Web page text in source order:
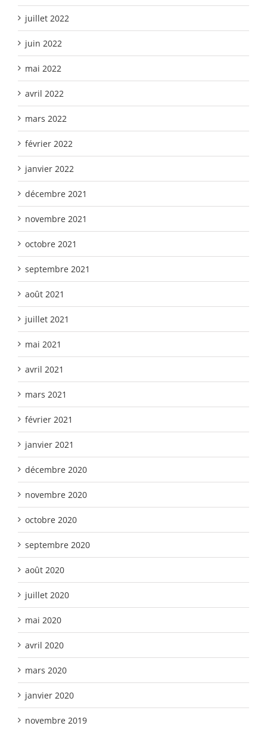
juillet 2022
juin 2022
mai 2022
avril 2022
mars 2022
février 2022
janvier 2022
décembre 2021
novembre 2021
octobre 2021
septembre 2021
août 2021
juillet 2021
mai 2021
avril 2021
mars 2021
février 2021
janvier 2021
décembre 2020
novembre 2020
octobre 2020
septembre 2020
août 2020
juillet 2020
mai 2020
avril 2020
mars 2020
janvier 2020
novembre 2019